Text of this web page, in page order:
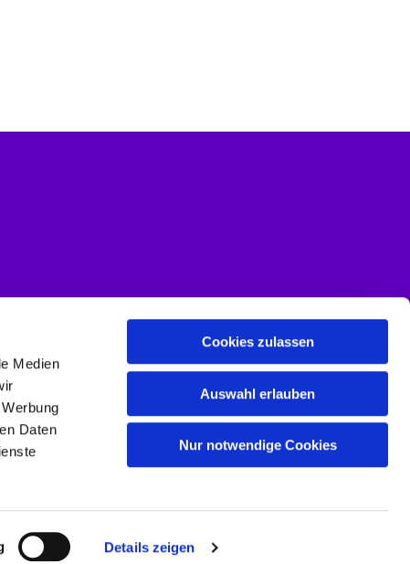
Medien
Daten
Details zeigen
Cookies zulassen
Auswahl erlauben
Nur notwendige Cookies